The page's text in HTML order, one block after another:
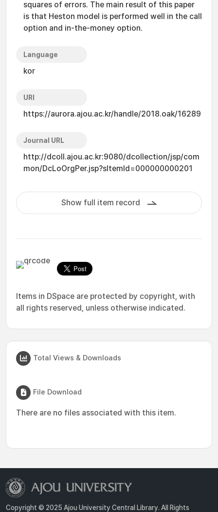
squares of errors. The main result of this paper
is that Heston model is performed well in the call
option and in-the-money option.
Language
kor
URI
https://aurora.ajou.ac.kr/handle/2018.oak/16289
Journal URL
http://dcoll.ajou.ac.kr:9080/dcollection/jsp/com
mon/DcLoOrgPer.jsp?sItemId=000000000201
Show full item record
Items in DSpace are protected by copyright, with
all rights reserved, unless otherwise indicated.
Total Views & Downloads
File Download
There are no files associated with this item.
Copyright © 2025 Ajou University Central Library. All Rights